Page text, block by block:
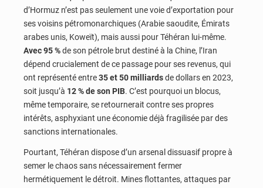
d’Hormuz n’est pas seulement une voie d’exportation pour
ses voisins pétromonarchiques (Arabie saoudite, Émirats
arabes unis, Koweït), mais aussi pour Téhéran lui-même.
Avec 95 %de son pétrole brut destiné à la Chine, l’Iran
dépend crucialement de ce passage pour ses revenus, qui
ont représenté entre35 et 50 milliardsde dollars en 2023,
soit jusqu’à 12 % de son PIB. C’est pourquoi un blocus,
même temporaire, se retournerait contre ses propres
intérêts, asphyxiant une économie déjà fragilisée par des
sanctions internationales.
Pourtant, Téhéran dispose d’un arsenal dissuasif propre à
semer le chaos sans nécessairement fermer
hermétiquement le détroit. Mines flottantes, attaques par